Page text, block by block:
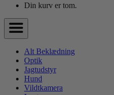
Din kurv er tom.
Alt Beklædning
Optik
Jagtudstyr
Hund
Vildtkamera